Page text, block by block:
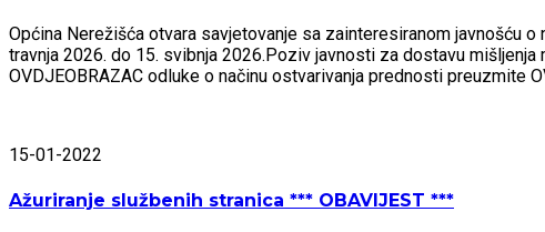
Općina Nerežišća otvara savjetovanje sa zainteresiranom javnošću
travnja 2026. do 15. svibnja 2026.Poziv javnosti za dostavu
OVDJEOBRAZAC odluke o načinu ostvarivanja prednosti preuzmite
15-01-2022
Ažuriranje službenih stranica *** OBAVIJEST ***